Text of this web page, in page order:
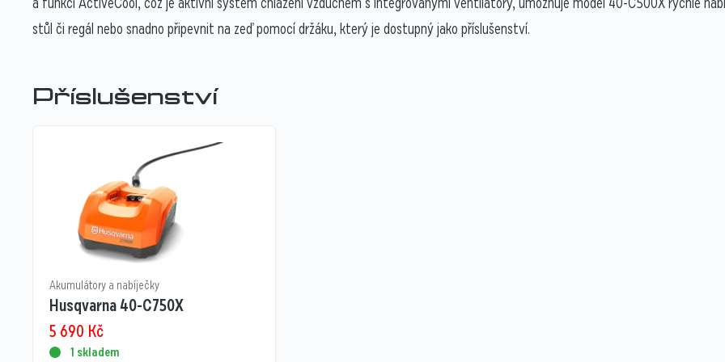
stůl či regál nebo snadno připevnit na zeď pomocí držáku, který je dostupný jako příslušenství.
Příslušenství
Akumulátory a nabíječky
Husqvarna 40-C750X
5 690 Kč
1 skladem